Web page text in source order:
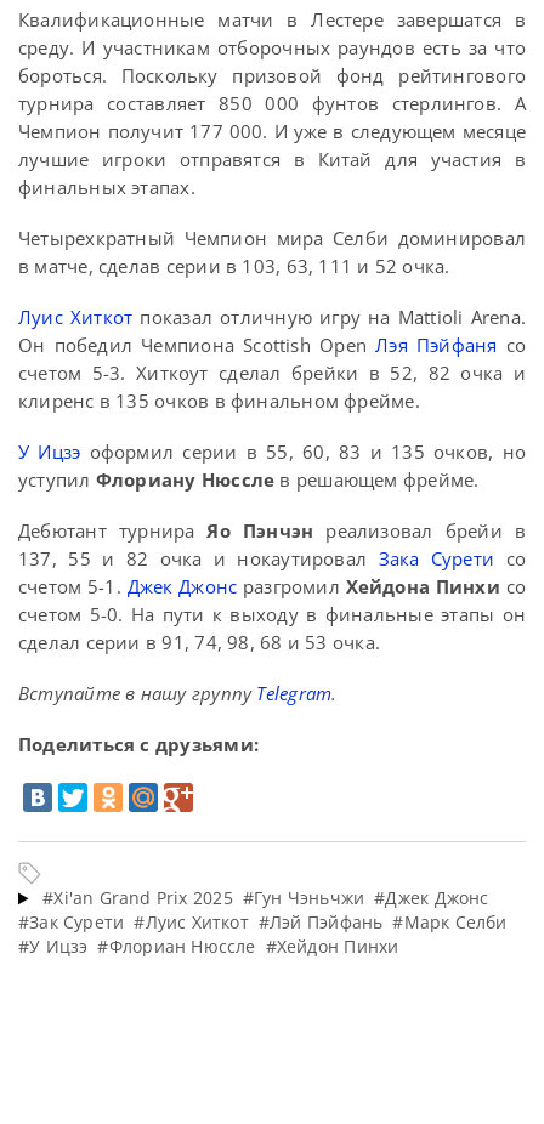
Квалификационные матчи в Лестере завершатся в
среду. И участникам отборочных раундов есть за что
бороться. Поскольку призовой фонд рейтингового
турнира составляет 850 000 фунтов стерлингов. А
Чемпион получит 177 000. И уже в следующем месяце
лучшие игроки отправятся в Китай для участия в
финальных этапах.
Четырехкратный Чемпион мира Селби доминировал
в матче, сделав серии в 103, 63, 111 и 52 очка.
Луис Хиткот показал отличную игру на Mattioli Arena.
Он победил Чемпиона Scottish OpenЛэя Пэйфаня со
счетом 5-3. Хиткоут сделал брейки в 52, 82 очка и
клиренс в 135 очков в финальном фрейме.
У Ицзэ оформил серии в 55, 60, 83 и 135 очков, но
уступил Флориану Нюссле в решающем фрейме.
Дебютант турнираЯо Пэнчэн реализовал брейи в
137, 55 и 82 очка и нокаутировал Зака Сурети со
счетом 5-1. Джек Джонс разгромил Хейдона Пинхи со
счетом 5-0. На пути к выходу в финальные этапы он
сделал серии в 91, 74, 98, 68 и 53 очка.
Вступайте в нашу группу Telegram.
Поделиться с друзьями:
#Xi'an Grand Prix 2025 #Гун Чэньчжи #Джек Джонс
#Зак Сурети #Луис Хиткот #Лэй Пэйфань #Марк Селби
#У Ицзэ #Флориан Нюссле #Хейдон Пинхи